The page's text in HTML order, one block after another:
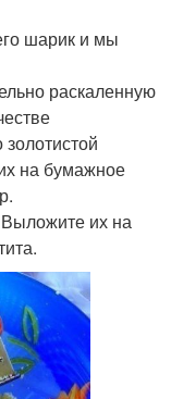
шарик и мы
раскаленную
на бумажное
их на